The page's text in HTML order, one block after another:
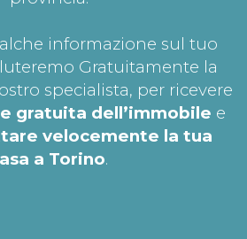
informazione sul tuo
Gratuitamente la
specialista, per ricevere
gratuita dell’immobile e
velocemente la tua
a Torino.